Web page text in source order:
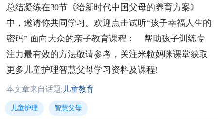
总结凝练在30节《给新时代中国父母的养育方案》
中，邀请你共同学习。 欢迎点击试听“孩子幸福人生的
密码” 面向大众的亲子教育课程：
帮助孩子训练专
注力最有效的方法敬请参考，关注米粒妈咪课堂获取
更多儿童护理智慧父母学习资料及课程!
本文章来自话题: 儿童教育
儿童护理 智慧父母